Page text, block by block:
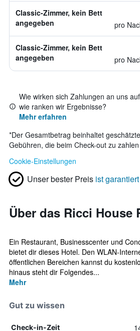
Classic-Zimmer, kein Bett
angegeben
pro
Classic-Zimmer, kein Bett
angegeben
pro
Wie wirken sich Zahlungen an uns
wie ranken wir Ergebnisse?
Mehr erfahren
*Der Gesamtbetrag beinhaltet
Gebühren, die beim Check-out zu
Cookie-Einstellungen
Unser bester Preis ist garantiert
Über das Ricci House
Ein Restaurant, Businesscenter und
bietet dir dieses Hotel. Den WLAN-
öffentlichen Bereichen kannst du
hinaus steht dir Folgendes...
Mehr
Gut zu wissen
Check-in-Zeit